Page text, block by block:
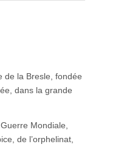
de la Bresle, fondée
dans la grande
Mondiale,
de l’orphelinat,